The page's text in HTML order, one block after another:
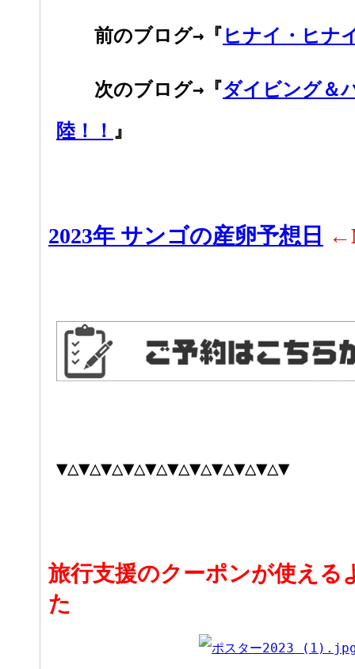
前のブログ→『ヒナイ・ヒナ
次のブログ→『ダイビング＆
陸！！ 』
2023年 サンゴの産卵予想日
▼△▼△▼△▼△▼△▼△▼△▼△▼△▼△▼
旅行支援のクーポンが使える
た